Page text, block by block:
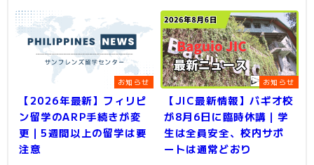
お知らせ
【2026年最新】フィリピ
ン留学のARP手続きが変
更｜5週間以上の留学は要
注意
お知らせ
【JIC最新情報】バギオ校
が8月6日に臨時休講｜学
生は全員安全、校内サポ
ートは通常どおり